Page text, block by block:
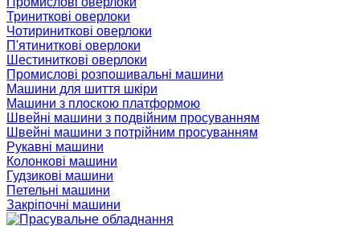
Триниткові оверлоки
Чотириниткові оверлоки
П'ятиниткові оверлоки
Шестиниткові оверлоки
Промислові розпошивальні машини
Машини для шиття шкіри
Машини з плоскою платформою
Швейні машини з подвійним просуванням
Швейні машини з потрійним просуванням
Рукавні машини
Колонкові машини
Гудзикові машини
Петельні машини
Закріпочні машини